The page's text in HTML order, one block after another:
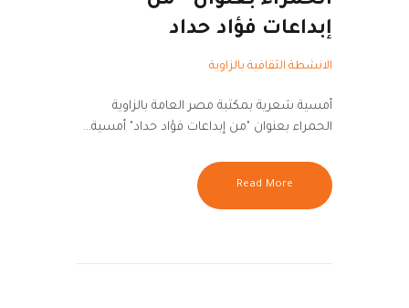
إبداعات فؤاد حداد
الانشطة الثقافية بالزاوية
أمسية شعرية بمكتبة مصر العامة بالزاوية
الحمراء بعنوان "من إبداعات فؤاد حداد" أمسية…
Read More